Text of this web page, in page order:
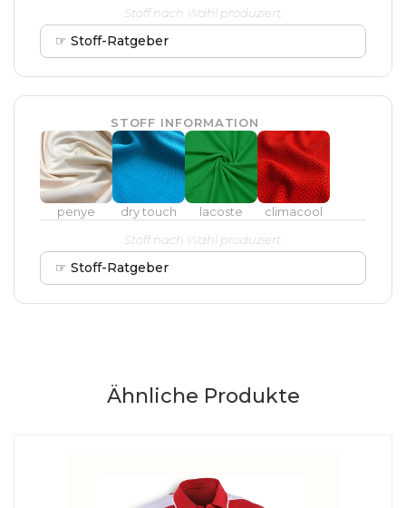
Stoff nach Wahl produziert.
☞ Stoff-Ratgeber
STOFF INFORMATION
penye dry touch lacoste
climacool
Stoff nach Wahl produziert.
☞ Stoff-Ratgeber
Ähnliche Produkte